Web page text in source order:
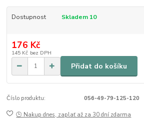
Dostupnost Skladem 10
176 Kč
145 Kč bez DPH
Přidat do košíku
Číslo produktu: 056-49-79-125-120
🕒 Nakup dnes, zaplať až za 30 dní zdarma